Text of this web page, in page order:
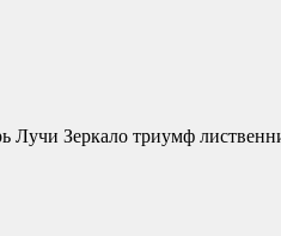
Лучи Зеркало триумф